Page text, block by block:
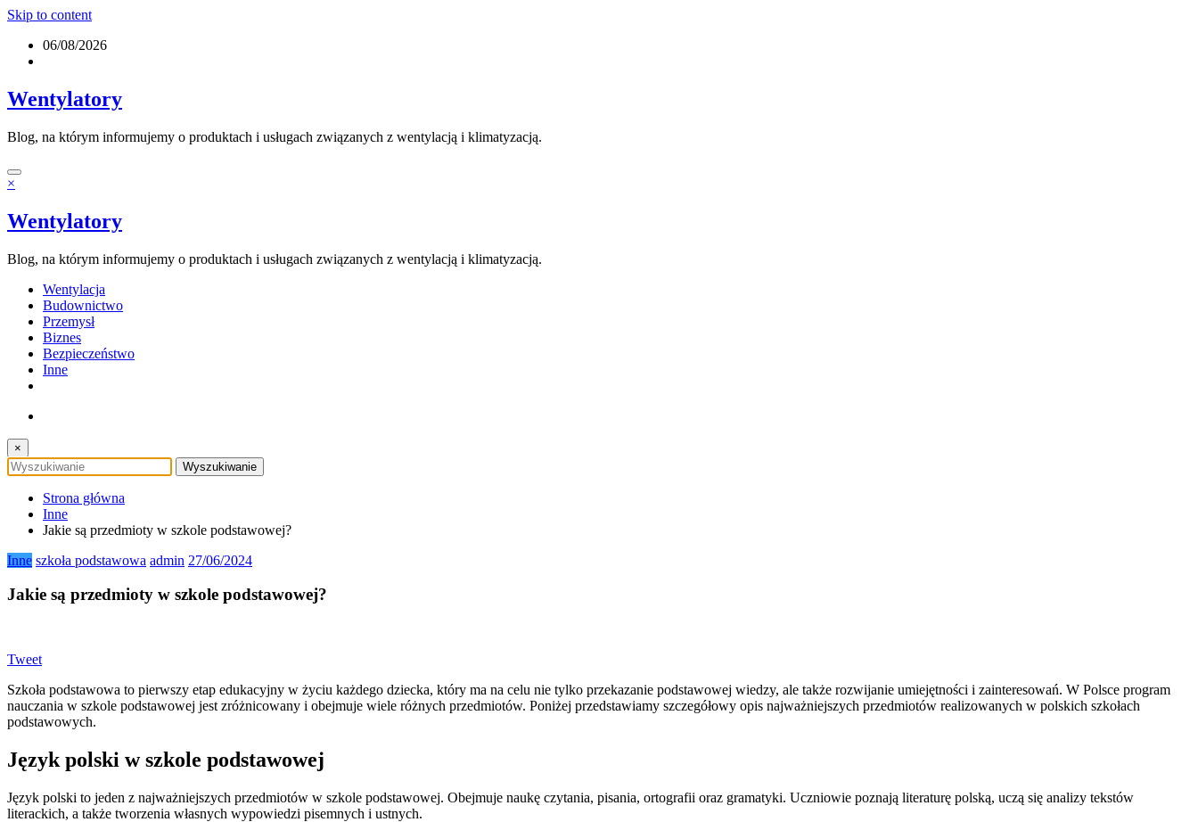
Skip to content
06/08/2026
Wentylatory
Blog, na którym informujemy o produktach i usługach związanych z wentylacją i klimatyzacją.
×
Wentylatory
Blog, na którym informujemy o produktach i usługach związanych z wentylacją i klimatyzacją.
Wentylacja
Budownictwo
Przemysł
Biznes
Bezpieczeństwo
Inne
×
Strona główna
Inne
Jakie są przedmioty w szkole podstawowej?
Inne szkoła podstawowa admin 27/06/2024
Jakie są przedmioty w szkole podstawowej?
Tweet
Szkoła podstawowa to pierwszy etap edukacyjny w życiu każdego dziecka, który ma na celu nie tylko przekazanie podstawowej wiedzy, ale także rozwijanie umiejętności i zainteresowań. W Polsce program
nauczania w szkole podstawowej jest zróżnicowany i obejmuje wiele różnych przedmiotów. Poniżej przedstawiamy szczegółowy opis najważniejszych przedmiotów realizowanych w polskich szkołach
podstawowych.
Język polski w szkole podstawowej
Język polski to jeden z najważniejszych przedmiotów w szkole podstawowej. Obejmuje naukę czytania, pisania, ortografii oraz gramatyki. Uczniowie poznają literaturę polską, uczą się analizy tekstów
literackich, a także tworzenia własnych wypowiedzi pisemnych i ustnych.